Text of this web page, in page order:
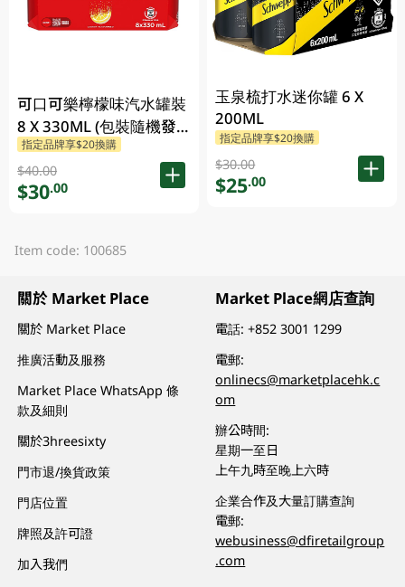
可口可樂檸檬味汽水罐裝
8 X 330ML (包裝隨機發
放)
指定品牌享$20換購
$40.00
$30.00
玉泉梳打水迷你罐 6 X
200ML
指定品牌享$20換購
$30.00
$25.00
Item code: 100685
關於 Market Place
關於 Market Place
推廣活動及服務
Market Place WhatsApp 條
款及細則
關於3hreesixty
門市退/換貨政策
門店位置
牌照及許可證
加入我們
Market Place網店查詢
電話:+852 3001 1299
電郵:
onlinecs@marketplacehk.c
om
辦公時間:
星期一至日
上午九時至晚上六時
企業合作及大量訂購查詢
電郵:
webusiness@dfiretailgroup
.com